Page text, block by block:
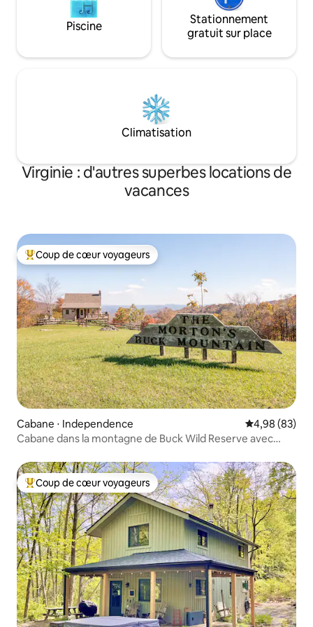
Piscine
Stationnement
gratuit sur place
Climatisation
Virginie : d'autres superbes locations de
vacances
Coups de cœur voyageurs les plus appréciés
Coup de cœur voyageurs
Cabane ⋅ Independence Évaluation
4,98 (83)
Cabane dans la montagne de Buck Wild Reserve avec
Coups de cœur voyageurs les plus appréciés
Coup de cœur voyageurs